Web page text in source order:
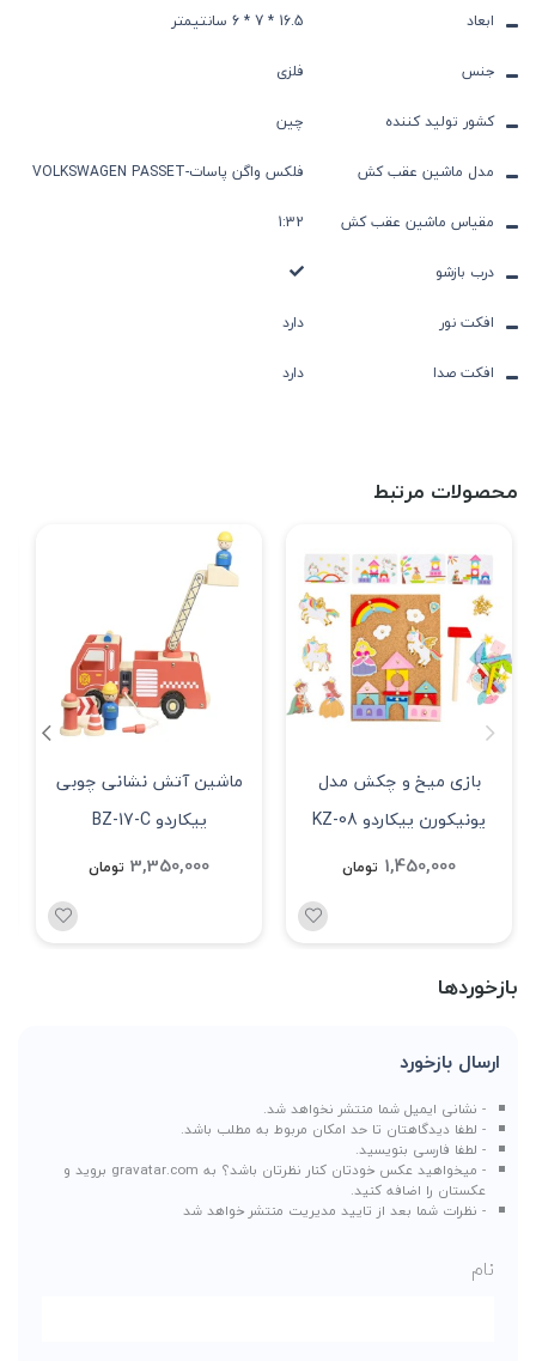
ابعاد
16.5 * 7 * 6 سانتیمتر
جنس
فلزی
کشور تولید کننده
چین
مدل ماشین عقب کش
فلکس واگن پاسات-VOLKSWAGEN PASSET
مقیاس ماشین عقب کش
1:32
درب بازشو
افکت نور
دارد
افکت صدا
دارد
محصولات مرتبط
بازی میخ و چکش مدل
یونیکورن پیکاردو KZ-08
1,450,000 تومان
ماشین آتش نشانی چوبی
پیکاردو BZ-17-C
3,350,000 تومان
بازخوردها
ارسال بازخورد
- نشانی ایمیل شما منتشر نخواهد شد.
- لطفا دیدگاهتان تا حد امکان مربوط به مطلب باشد.
- لطفا فارسی بنویسید.
- میخواهید عکس خودتان کنار نظرتان باشد؟ به gravatar.com بروید و
عکستان را اضافه کنید.
- نظرات شما بعد از تایید مدیریت منتشر خواهد شد
نام